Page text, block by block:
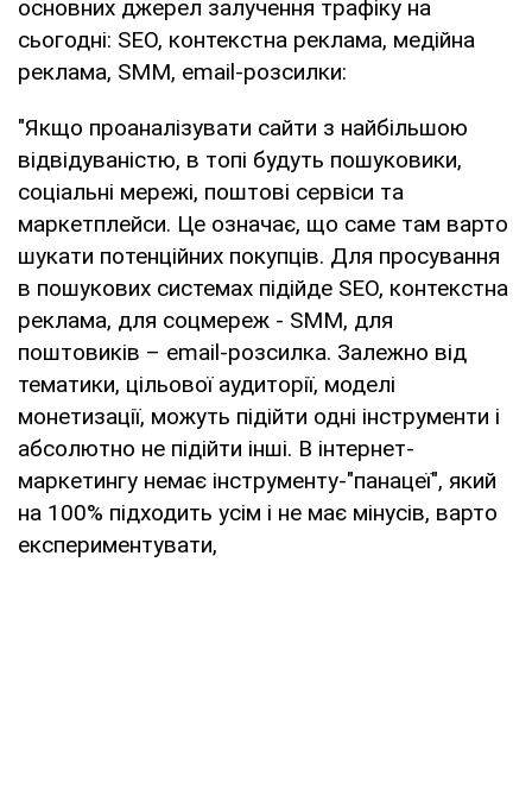
основних джерел залучення трафіку на
сьогодні: SEO, контекстна реклама, медійна
реклама, SMM, еmail-розсилки:
"Якщо проаналізувати сайти з найбільшою
відвідуваністю, в топі будуть пошуковики,
соціальні мережі, поштові сервіси та
маркетплейси. Це означає, що саме там варто
шукати потенційних покупців. Для просування
в пошукових системах підійде SEO, контекстна
реклама, для соцмереж - SMM, для
поштовиків – email-розсилка. Залежно від
тематики, цільової аудиторії, моделі
монетизації, можуть підійти одні інструменти і
абсолютно не підійти інші. В інтернет-
маркетингу немає інструменту-"панацеї", який
на 100% підходить усім і не має мінусів, варто
експериментувати,